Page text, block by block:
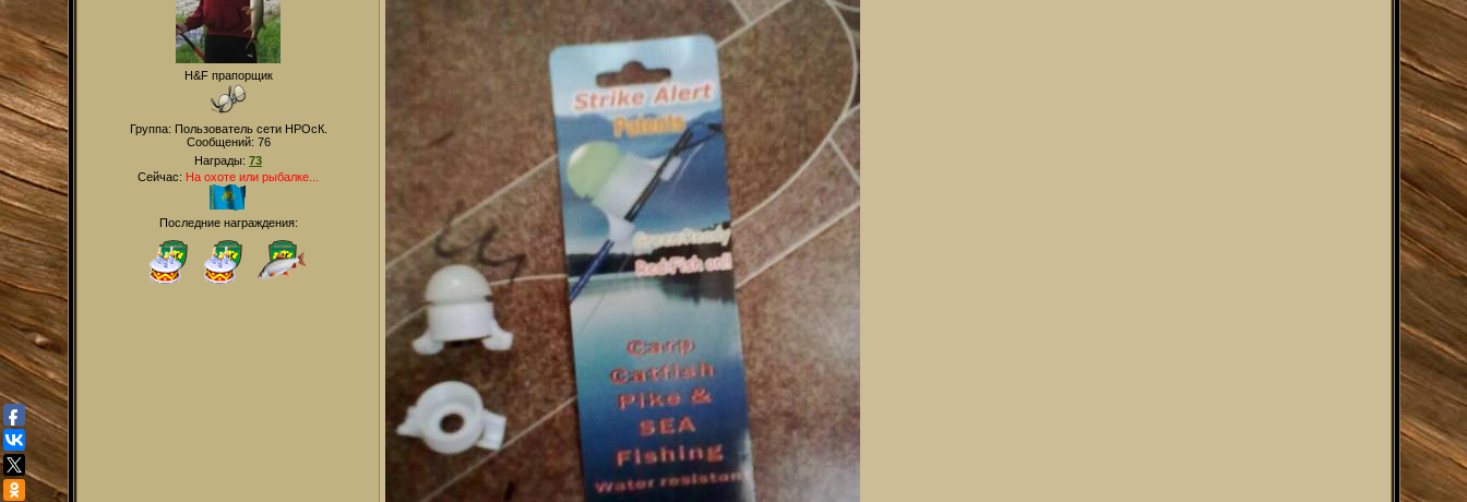
H&F прапорщик
Группа: Пользователь сети НРОсК.
Сообщений: 76
Награды: 73
Сейчас: На охоте или рыбалке...
Последние награждения: